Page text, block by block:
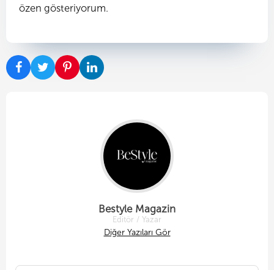
özen gösteriyorum.
Bestyle Magazin
Editör / Yazar
Diğer Yazıları Gör